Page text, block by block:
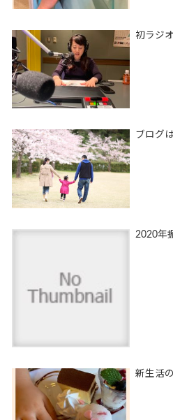
初ラジ
ブログ
2020年
新生活